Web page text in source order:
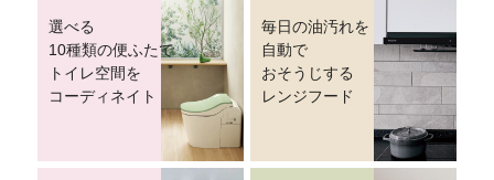
選べる
10種類の便ふたで
トイレ空間を
コーディネイト
毎日の油汚れを
自動で
おそうじする
レンジフード